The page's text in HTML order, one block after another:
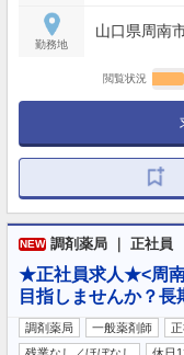
勤務地
山口県周南
閲覧状況
NEW 調剤薬局 ｜ 正社員
★正社員求人★<周南
目指しませんか？
調剤薬局 一般薬剤師
残業なし／ほぼなし
休日